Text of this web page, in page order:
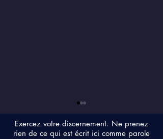
Exercez votre discernement. Ne prenez
rien de ce qui est écrit ici comme parole